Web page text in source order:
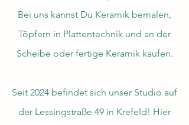
Bei uns kannst Du Keramik bemalen,
Töpfern in Plattentechnik und an der
Scheibe oder fertige Keramik kaufen.
Seit 2024 befindet sich unser Studio auf
der Lessingstraße 49 in Krefeld! Hier